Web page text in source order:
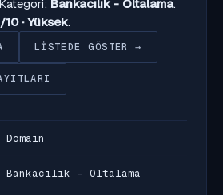
Bankacılık - Oltalama.
10 · Yüksek.
LISTEDE GÖSTER →
Domain
Bankacılık - Oltalama